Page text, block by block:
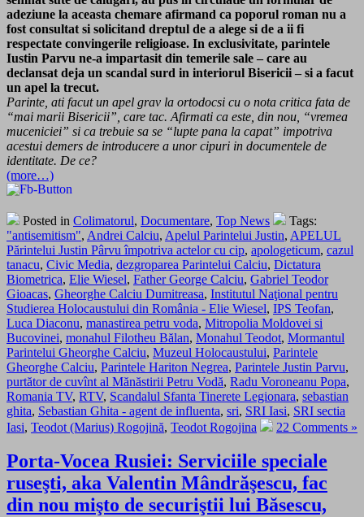
adeziune la aceasta chemare afirmand ca poporul roman nu a
fost consultat si solicitand dreptul de a alege si de a ii fi
respectate convingerile religioase. In exclusivitate, parintele
Iustin Parvu ne-a impartasit din temerile sale – care au
declansat deja un scandal surd in interiorul Bisericii – si a facut
un apel la trecut.
Parinte, ati facut un apel grav la ortodocsi cu o nota critica fata de
“mai marii Bisericii”, care tac. Afirmati ca este, din nou, “vremea
muceniciei” si ca trebuie sa se “lupte pana la capat” impotriva
acestui demers de introducere a unor cipuri in documentele de
identitate. De ce?
(more…)
Posted in Colimatorul, Documentare, Top News
Tags:
"antisemitism", Andrei Calciu, Apelul Parintelui Justin, APELUL
Părintelui Justin Pârvu împotriva actelor cu cip, apologeticum, cazul
tanacu, Civic Media, dezgroparea Parintelui Calciu, Dictatura
Biometrica, Elie Wiesel, Father George Calciu, Gabriel Teodor
Gioacas, Gheorghe Calciu Dumitreasa, Institutul Naţional pentru
Studierea Holocaustului din România - Elie Wiesel, IPS Teofan,
Luca Diaconu, manastirea petru voda, Mitropolia Moldovei si
Bucovinei, monahul Filotheu Bălan, Monahul Teodot, Mormantul
Parintelui Gheorghe Calciu, Muzeul Holocaustului, Parintele
Gheorghe Calciu, Parintele Hariton Negrea, Parintele Justin Parvu,
purtător de cuvînt al Mănăstirii Petru Vodă, Radu Voroneanu Popa,
Romania TV, RTV, Scandalul Sfanta Tinerete Legionara, sebastian
ghita, Sebastian Ghita - agent de influenta, sri, SRI Iasi, SRI sectia
Iasi, Teodot (Marius) Rogojină, Teodot Rogojina 22 Comments »
Porta-Vocea Rusiei: Serviciile speciale
ruseşti, aka Valentin Mândrăşescu, fac
din nou mişto de securiştii lui Băsescu,